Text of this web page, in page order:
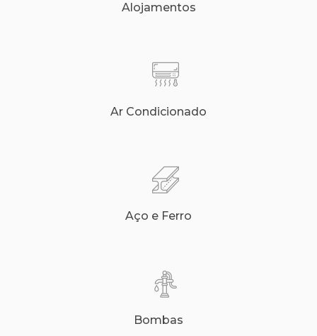
Alojamentos
Ar Condicionado
Aço e Ferro
Bombas